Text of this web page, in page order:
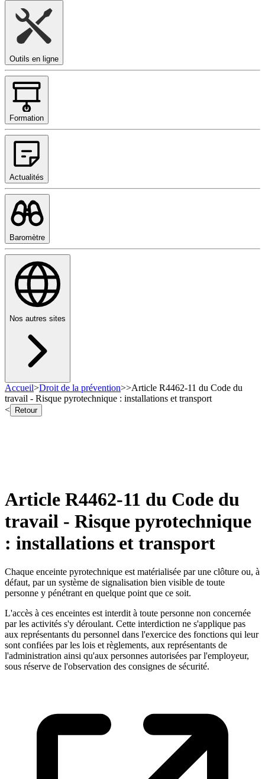
Outils en ligne
Formation
Actualités
Baromètre
Nos autres sites
Accueil>Droit de la prévention>>Article R4462-11 du Code du
travail - Risque pyrotechnique : installations et transport
<
Retour
Article R4462-11 du Code du
travail - Risque pyrotechnique
: installations et transport
Chaque enceinte pyrotechnique est matérialisée par une clôture ou, à
défaut, par un système de signalisation bien visible de toute
personne y pénétrant en quelque point que ce soit.
L'accès à ces enceintes est interdit à toute personne non concernée
par les activités s'y déroulant. Cette interdiction ne s'applique pas
aux représentants du personnel dans l'exercice des fonctions qui leur
sont confiées par les lois et règlements, aux représentants de
l'administration ainsi qu'aux personnes autorisées par l'employeur,
sous réserve de l'observation des consignes de sécurité.